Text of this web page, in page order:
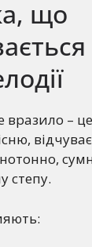
що
–
степу.